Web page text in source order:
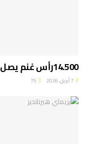
14.500رأس غنم يصل الى مناء مستغانم